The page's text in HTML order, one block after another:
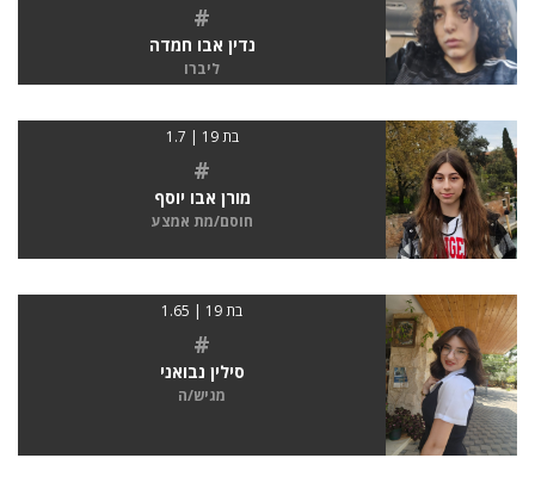
#
נדין אבו חמדה
ליברו
בת 19 | 1.7
#
מורן אבו יוסף
חוסם/מת אמצע
בת 19 | 1.65
#
סילין נבואני
מגיש/ה